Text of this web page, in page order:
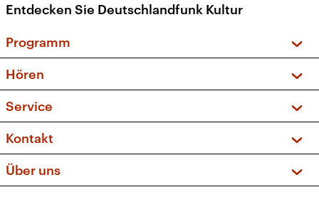
Entdecken Sie Deutschlandfunk Kultur
Programm
Sendungen und Podcasts
Musikliste
Kakadu – Das Kinderprogramm
Hören
Frequenzen (UKW + DAB+)
Service
FAQ
Apps
Newsletter
Kontakt
Social Media
Über uns